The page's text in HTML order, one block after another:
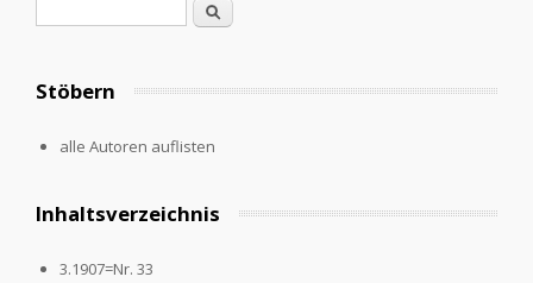
Suche
Stöbern
alle Autoren auflisten
Inhaltsverzeichnis
3.1907=Nr. 33